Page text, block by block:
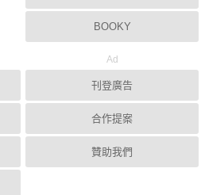
BOOKY
Ad
刊登廣告
合作提案
贊助我們